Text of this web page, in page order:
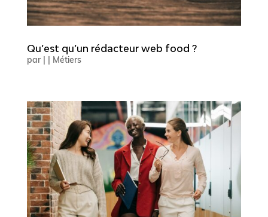
Qu’est qu’un rédacteur web food ?
par | | Métiers